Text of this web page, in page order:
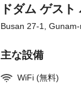
ドダム ゲスト
Busan 27-1,
主な設備
WiFi (無料)